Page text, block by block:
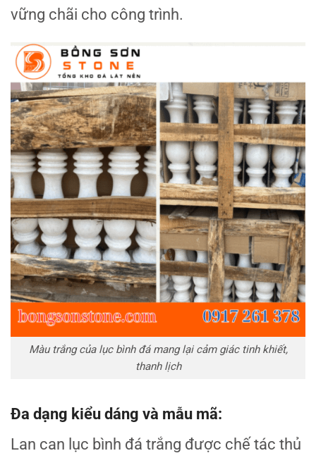
vững chãi cho công trình.
Màu trắng của lục bình đá mang lại cảm giác tinh khiết,
thanh lịch
Đa dạng kiểu dáng và mẫu mã:
Lan can lục bình đá trắng được chế tác thủ